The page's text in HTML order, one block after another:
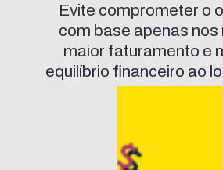
Evite comprometer o
com base apenas nos
maior faturamento e
equilíbrio financeiro ao